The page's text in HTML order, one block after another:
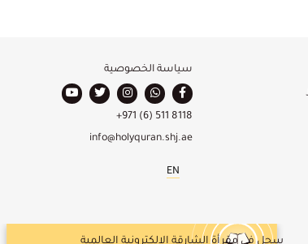
سياسة الخصوصية
+971 (6) 511 8118
info@holyquran.shj.ae
EN
سجل في مقرأة الشارقة الإلكترونية العالمية